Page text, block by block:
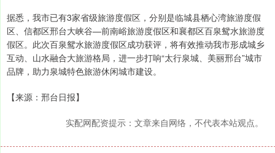
据悉，我市已有3家省级旅游度假区，分别是临城县栖心湾旅游度假
区、信都区邢台大峡谷—前南峪旅游度假区和襄都区百泉鸳水旅游度
假区。此次百泉鸳水旅游度假区成功获评，将有效推动我市形成城乡
互动、山水融合大旅游格局，进一步打响“太行泉城、美丽邢台”城市
品牌，助力泉城特色旅游休闲城市建设。
【来源：邢台日报】
实配网配资提示：文章来自网络，不代表本站观点。